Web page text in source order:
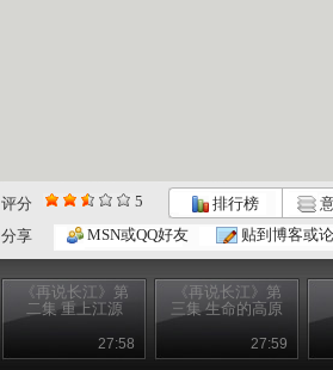
评分 5 排行榜
分享
MSN或QQ好友 贴到博客或
《再说长江》第
二集 重上江源
27:58
《再说长江》第
三集 生命的高原
27:59